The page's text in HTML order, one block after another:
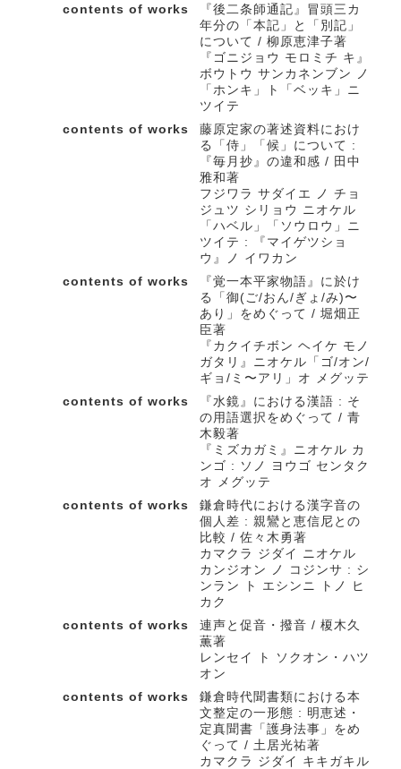
contents of works
『後二条師通記』冒頭三カ
年分の「本記」と「別記」
について / 柳原恵津子著
『ゴニジョウ モロミチ キ』
ボウトウ サンカネンブン ノ
「ホンキ」ト「ベッキ」ニ
ツイテ
contents of works
藤原定家の著述資料におけ
る「侍」「候」について :
『毎月抄』の違和感 / 田中
雅和著
フジワラ サダイエ ノ チョ
ジュツ シリョウ ニオケル
「ハベル」「ソウロウ」ニ
ツイテ : 『マイゲツショ
ウ』ノ イワカン
contents of works
『覚一本平家物語』に於け
る「御(ご/おん/ぎょ/み)〜
あり」をめぐって / 堀畑正
臣著
『カクイチボン ヘイケ モノ
ガタリ』ニオケル「ゴ/オン/
ギョ/ミ〜アリ」オ メグッテ
contents of works
『水鏡』における漢語 : そ
の用語選択をめぐって / 青
木毅著
『ミズカガミ』ニオケル カ
ンゴ : ソノ ヨウゴ センタク
オ メグッテ
contents of works
鎌倉時代における漢字音の
個人差 : 親鸞と恵信尼との
比較 / 佐々木勇著
カマクラ ジダイ ニオケル
カンジオン ノ コジンサ : シ
ンラン ト エシンニ トノ ヒ
カク
contents of works
連声と促音・撥音 / 榎木久
薫著
レンセイ ト ソクオン・ハツ
オン
contents of works
鎌倉時代聞書類における本
文整定の一形態 : 明恵述・
定真聞書「護身法事」をめ
ぐって / 土居光祐著
カマクラ ジダイ キキガキル